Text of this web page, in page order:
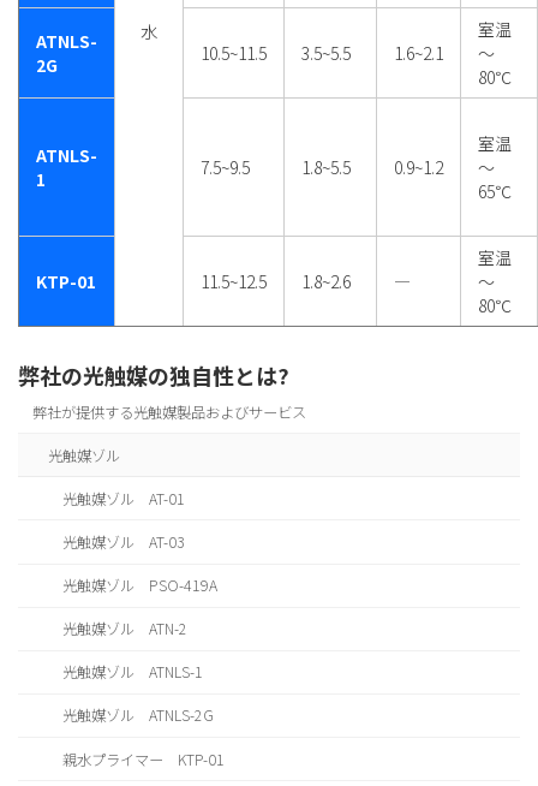
水
ATNLS-
2G
10.5~11.5 3.5~5.5 1.6~2.1
室温
～
80℃
ATNLS-
1
7.5~9.5 1.8~5.5 0.9~1.2
室温
～
65℃
KTP-01 11.5~12.5 1.8~2.6 ―
室温
～
80℃
弊社の光触媒の独自性とは?
弊社が提供する光触媒製品およびサービス
光触媒ゾル
光触媒ゾル AT-01
光触媒ゾル AT-03
光触媒ゾル PSO-419A
光触媒ゾル ATN-2
光触媒ゾル ATNLS-1
光触媒ゾル ATNLS-2G
親水プライマー KTP-01